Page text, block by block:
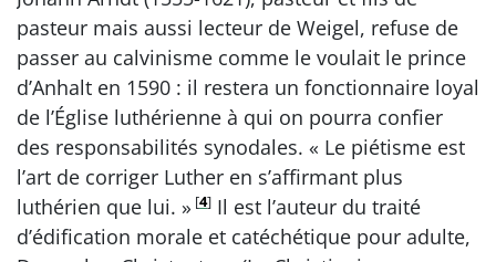
pasteur mais aussi lecteur de Weigel, refuse de
passer au calvinisme comme le voulait le prince
d’Anhalt en 1590 : il restera un fonctionnaire loyal
de l’Église luthérienne à qui on pourra confier
des responsabilités synodales. « Le piétisme est
l’art de corriger Luther en s’affirmant plus
luthérien que lui. » [4] Il est l’auteur du traité
d’édification morale et catéchétique pour adulte,